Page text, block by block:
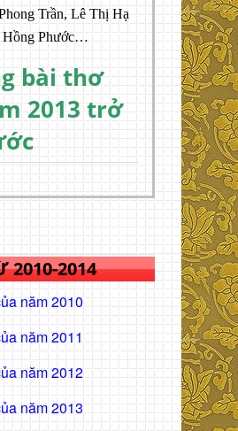
Trần, Lê Thị Hạ
Hồng Phước…
bài thơ
2013 trở
2010-2014
năm 2010
năm 2011
năm 2012
năm 2013